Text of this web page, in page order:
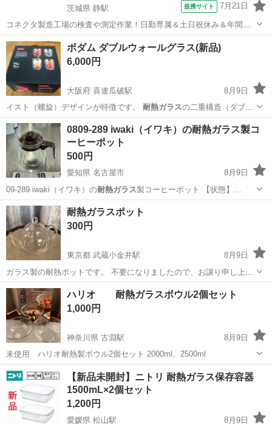
茨城県 静駅
提携サイト 7月21日
コネクタ製造工場の検査や測定作業！日勤専属＆土日祝休み＆年間休
日128日★クリーンルーム内作業★マイカー通勤OK＆無料駐車場あり
★就業先食堂利用可！日払い制度あり！《茨城県常陸大宮市》 人気の
工場のお仕事 ◇コネクタ製造工...
茨城 常陸大宮市 静駅 その他
ボダム ダブルウォールグラス(新品)
6,000円
大阪府 喜連瓜破駅
8月9日
イスト（螺旋）デザインが特徴です。 耐熱ガラスの二重構造（ダブル
ウォール）により、…
大阪 大阪市 食器 ダブルウォールグラス
0809-289 iwaki（イワキ）の耐熱ガラス製コ
ーヒーポット
500円
愛知県 名古屋市
8月9日
09-289 iwaki（イワキ）の耐熱ガラス 製コーヒーポット 【状態】…
愛知 名古屋市 食器 iwaki
耐熱ガラスポット
300円
東京都 武蔵小金井駅
8月9日
ガラス製の耐熱ポットです。 不要になりましたので、お譲り申し上げ
ます。 大きさは以下をご参照ください。 目安としてお考えください。
容量 適正量450cc 満水600cc 大きさ 最大幅17cm 最大高さ11.5〜12...
東京 小金井市 武蔵小金井駅
ハリオ 耐熱ガラスボウル2個セット
1,000円
神奈川県 古淵駅
8月9日
未使用 ハリオ耐熱製ボウル2個セット 2000ml、2500ml
神奈川 相模原市 古淵駅 調理器具
【新品未開封】ニトリ 耐熱ガラス保存容器
1500mL×2個セット
1,200円
愛媛県 松山駅
8月9日